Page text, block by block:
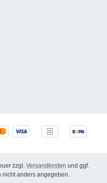
zzgl. Versandkosten und ggf.
anders angegeben.